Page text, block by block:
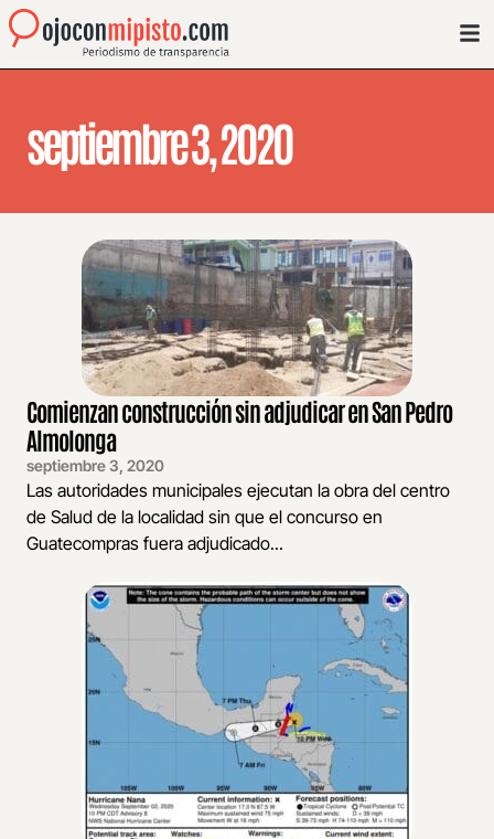
septiembre 3, 2020
Comienzan construcción sin adjudicar en San Pedro
Almolonga
septiembre 3, 2020
Las autoridades municipales ejecutan la obra del centro
de Salud de la localidad sin que el concurso en
Guatecompras fuera adjudicado...